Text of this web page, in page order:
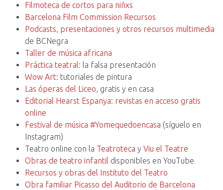
Filmoteca de cortos para niñxs
Barcelona Film Commission Recursos
Podcasts, presentaciones y otros recursos multimedia
de BCNegra
Taller de música africana
Práctica teatral: la falsa presentación
Wow Art: tutoriales de pintura
Las óperas del Liceo, gratis y en casa
Editorial Hearst Espanya: revistas en acceso gratis
online
Festival de música #Yomequedoencasa (síguelo en
Instagram)
Teatro online con la Teatroteca y Viu el Teatre
Obras de teatro infantil disponibles en YouTube
Recursos y obras del Instituto del Teatro
Obra familiar Picasso del Auditorio de Barcelona